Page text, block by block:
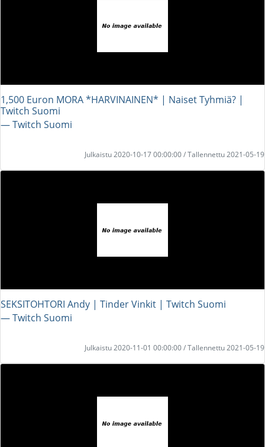
1,500 Euron MORA *HARVINAINEN* | Naiset Tyhmiä? |
Twitch Suomi
― Twitch Suomi
Julkaistu 2020-10-17 00:00:00 / Tallennettu 2021-05-19
SEKSITOHTORI Andy | Tinder Vinkit | Twitch Suomi
― Twitch Suomi
Julkaistu 2020-11-01 00:00:00 / Tallennettu 2021-05-19